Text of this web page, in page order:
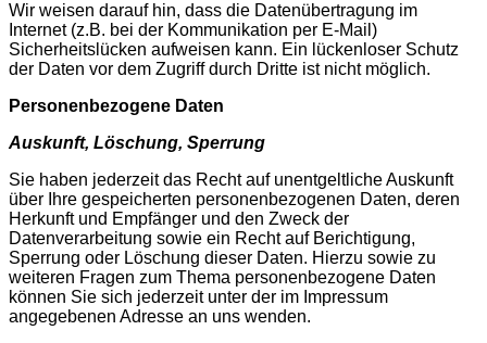
Wir weisen darauf hin, dass die Datenübertragung im
Internet (z.B. bei der Kommunikation per E-Mail)
Sicherheitslücken aufweisen kann. Ein lückenloser Schutz
der Daten vor dem Zugriff durch Dritte ist nicht möglich.
Personenbezogene Daten
Auskunft, Löschung, Sperrung
Sie haben jederzeit das Recht auf unentgeltliche Auskunft
über Ihre gespeicherten personenbezogenen Daten, deren
Herkunft und Empfänger und den Zweck der
Datenverarbeitung sowie ein Recht auf Berichtigung,
Sperrung oder Löschung dieser Daten. Hierzu sowie zu
weiteren Fragen zum Thema personenbezogene Daten
können Sie sich jederzeit unter der im Impressum
angegebenen Adresse an uns wenden.